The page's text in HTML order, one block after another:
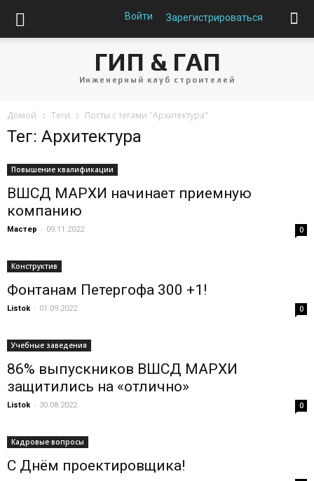
Войти Зарегистрироваться
ГИП & ГАП
Инженерный клуб строителей
Домой Теги Посты с тегами "Архитектура"
Тег: Архитектура
Повышение квалификации
ВШСД МАРХИ начинает приемную
компанию
Мастер - 09.11.2022 0
Конструктив
Фонтанам Петергофа 300 +1!
Listok - 01.09.2022 0
Учебные заведения
86% выпускников ВШСД МАРХИ
защитились на «отлично»
Listok - 30.08.2022 0
Кадровые вопросы
С Днём проектировщика!